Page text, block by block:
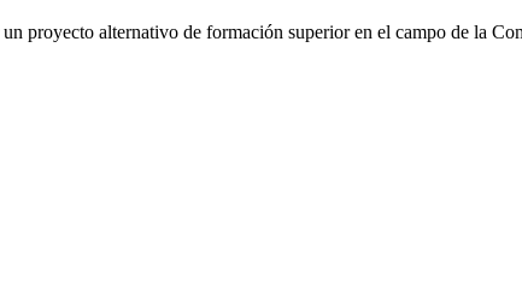
proyecto alternativo de formación superior en el campo de la